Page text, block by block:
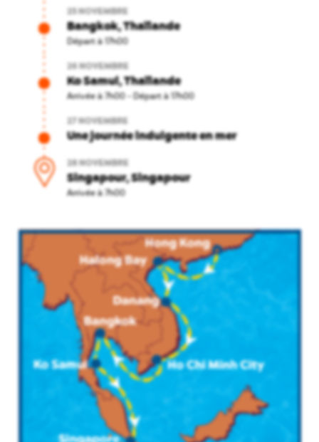
25 NOVEMBRE
Bangkok, Thaïlande
Départ à 17h00
26 NOVEMBRE
Ko Samui, Thaïlande
Arrivée à 7h00 -Départ à 17h00
27 NOVEMBRE
Une journée indulgente en mer
28 NOVEMBRE
Singapour, Singapour
Arrivée à 7h00